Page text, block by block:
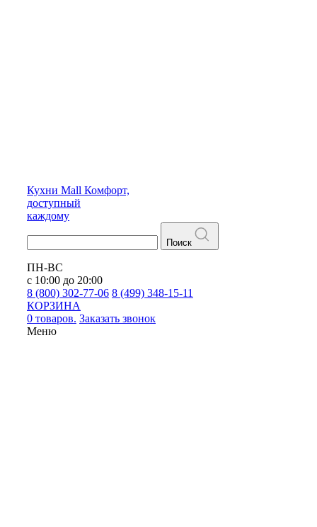
Кухни Mall Комфорт,
доступный
каждому
Поиск
ПН-ВС
с 10:00 до 20:00
8 (800) 302-77-06 8 (499) 348-15-11
КОРЗИНА
0 товаров. Заказать звонок
Меню